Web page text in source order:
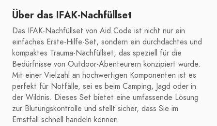
Über das IFAK-Nachfüllset
Das IFAK-Nachfüllset von Aid Code ist nicht nur ein
einfaches Erste-Hilfe-Set, sondern ein durchdachtes und
kompaktes Trauma-Nachfüllset, das speziell für die
Bedürfnisse von Outdoor-Abenteurern konzipiert wurde.
Mit einer Vielzahl an hochwertigen Komponenten ist es
perfekt für Notfälle, sei es beim Camping, Jagd oder in
der Wildnis. Dieses Set bietet eine umfassende Lösung
zur Blutungskontrolle und stellt sicher, dass Sie im
Ernstfall schnell handeln können.